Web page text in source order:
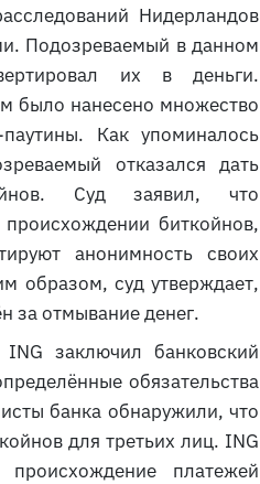
Нидерландов
Подозреваемый в данном
их в деньги.
было нанесено множество
Как упоминалось
отказался дать
Суд заявил, что
биткойнов,
анонимность своих
образом, суд утверждает,
за отмывание денег.
заключил банковский
обязательства
банка обнаружили, что
для третьих лиц. ING
платежей